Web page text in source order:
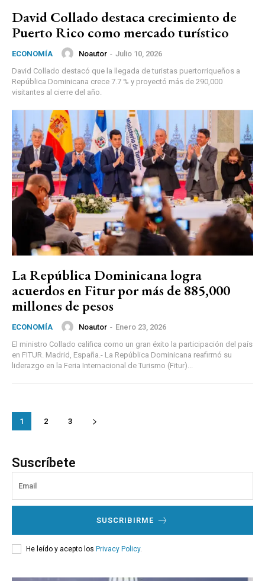
David Collado destaca crecimiento de
Puerto Rico como mercado turístico
ECONOMÍA Noautor - Julio 10, 2026
David Collado destacó que la llegada de turistas puertorriqueños a
República Dominicana crece 7.7 % y proyectó más de 290,000
visitantes al cierre del año.
La República Dominicana logra
acuerdos en Fitur por más de 885,000
millones de pesos
ECONOMÍA Noautor - Enero 23, 2026
El ministro Collado califica como un gran éxito la participación del país
en FITUR. Madrid, España.- La República Dominicana reafirmó su
liderazgo en la Feria Internacional de Turismo (Fitur)...
1 2 3
Suscríbete
SUSCRIBIRME
He leído y acepto los Privacy Policy.